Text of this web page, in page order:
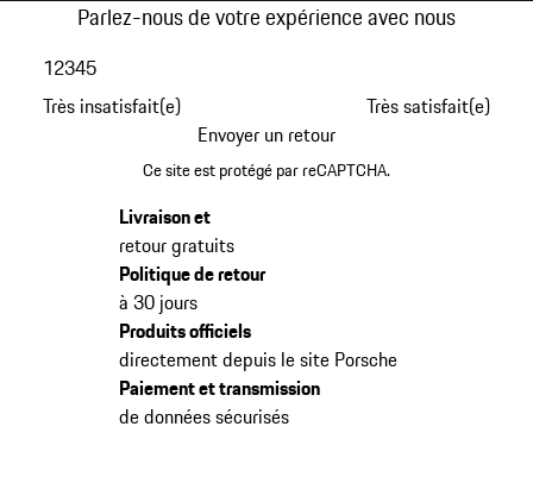
Parlez-nous de votre expérience avec nous
Très insatisfait(e)
12345
Très satisfait(e)
Envoyer un retour
Ce site est protégé par reCAPTCHA.
Livraison et
retour gratuits
Politique de retour
à 30 jours
Produits officiels
directement depuis le site Porsche
Paiement et transmission
de données sécurisés